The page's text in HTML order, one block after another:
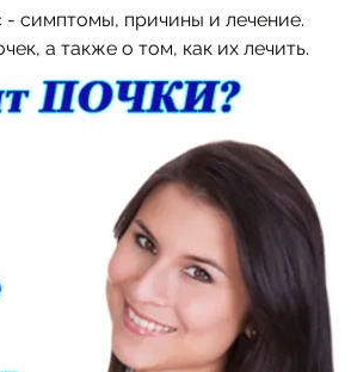
симптомы, причины и лечение.
а также о том, как их лечить.